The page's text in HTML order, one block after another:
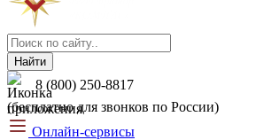
Найти
8 (800) 250-8817
(бесплатно для звонков по России)
Онлайн-сервисы